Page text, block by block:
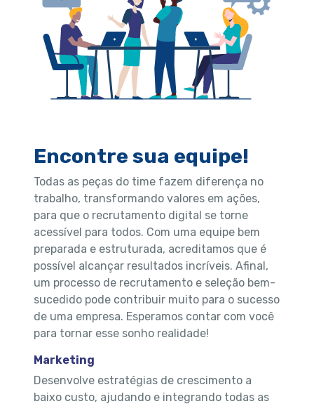
Encontre sua equipe!
Todas as peças do time fazem diferença no
trabalho, transformando valores em ações,
para que o recrutamento digital se torne
acessível para todos. Com uma equipe bem
preparada e estruturada, acreditamos que é
possível alcançar resultados incríveis. Afinal,
um processo de recrutamento e seleção bem-
sucedido pode contribuir muito para o sucesso
de uma empresa. Esperamos contar com você
para tornar esse sonho realidade!
Marketing
Desenvolve estratégias de crescimento a
baixo custo, ajudando e integrando todas as